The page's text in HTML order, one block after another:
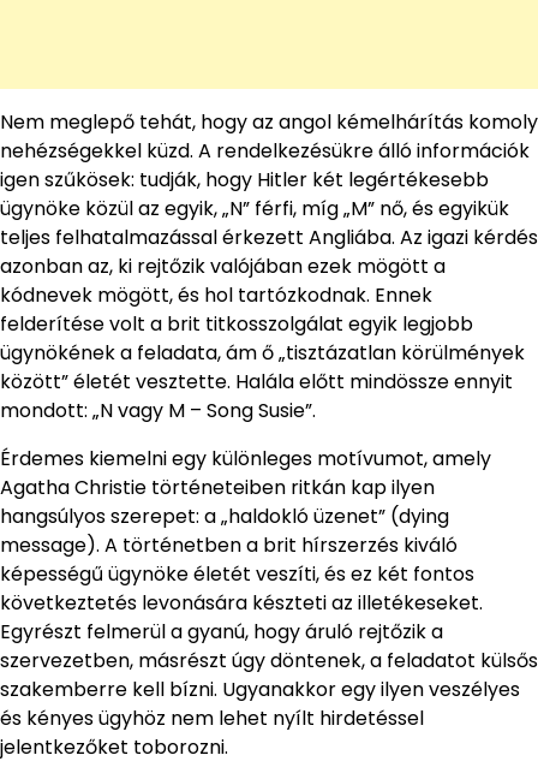
Nem meglepő tehát, hogy az angol kémelhárítás komoly
nehézségekkel küzd. A rendelkezésükre álló információk
igen szűkösek: tudják, hogy Hitler két legértékesebb
ügynöke közül az egyik, „N” férfi, míg „M” nő, és egyikük
teljes felhatalmazással érkezett Angliába. Az igazi kérdés
azonban az, ki rejtőzik valójában ezek mögött a
kódnevek mögött, és hol tartózkodnak. Ennek
felderítése volt a brit titkosszolgálat egyik legjobb
ügynökének a feladata, ám ő „tisztázatlan körülmények
között” életét vesztette. Halála előtt mindössze ennyit
mondott: „N vagy M – Song Susie”.
Érdemes kiemelni egy különleges motívumot, amely
Agatha Christie történeteiben ritkán kap ilyen
hangsúlyos szerepet: a „haldokló üzenet” (dying
message). A történetben a brit hírszerzés kiváló
képességű ügynöke életét veszíti, és ez két fontos
következtetés levonására készteti az illetékeseket.
Egyrészt felmerül a gyanú, hogy áruló rejtőzik a
szervezetben, másrészt úgy döntenek, a feladatot külsős
szakemberre kell bízni. Ugyanakkor egy ilyen veszélyes
és kényes ügyhöz nem lehet nyílt hirdetéssel
jelentkezőket toborozni.